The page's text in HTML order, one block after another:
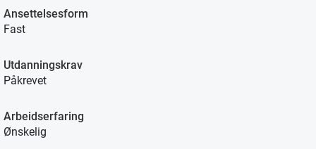
Ansettelsesform
Fast
Utdanningskrav
Påkrevet
Arbeidserfaring
Ønskelig